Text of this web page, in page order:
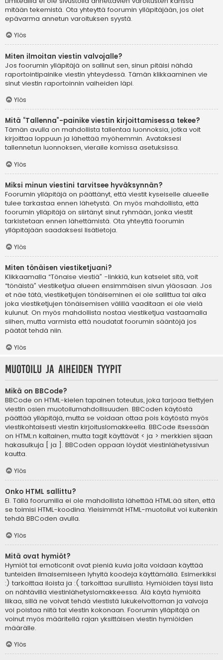
mitään tekemistä. Ota yhteyttä foorumin ylläpitäjään, jos olet
epävarma annetun varoituksen syystä.
Ylös
Miten ilmoitan viestin valvojalle?
Jos foorumin ylläpitäjä on sallinut sen, sinun pitäisi nähdä
raportointipainike viestin yhteydessä. Tämän klikkaaminen vie
sinut viestin raportoinnin vaiheiden läpi.
Ylös
Mitä “Tallenna”-painike viestin kirjoittamisessa tekee?
Tämän avulla on mahdollista tallentaa luonnoksia, jotka voit
kirjoittaa loppuun ja lähettää myöhemmin. Avataksesi
tallennetun luonnoksen, vieraile komissa asetuksissa.
Ylös
Miksi minun viestini tarvitsee hyväksynnän?
Foorumin ylläpitäjä on päättänyt, että viestit kyseiselle alueelle
tulee tarkastaa ennen lähetystä. On myös mahdollista, että
foorumin ylläpitäjä on siirtänyt sinut ryhmään, jonka viestit
tarkistetaan ennen lähettämistä. Ota yhteyttä foorumin
ylläpitäjään saadaksesi lisätietoja.
Ylös
Miten tönäisen viestiketjuani?
Klikkaamalla “Tönaise viestiä” -linkkiä, kun katselet sitä, voit
“tönäistä” viestiketjua alueen ensimmäisen sivun yläosaan. Jos
et näe tätä, viestiketjujen tönäiseminen ei ole sallittua tai aika
joka viestiketjujen tönäisemisen välillä vaaditaan ei ole vielä
kulunut. On myös mahdollista nostaa viestiketjua vastaamalla
siihen, mutta varmista että noudatat foorumin sääntöjä jos
päätät tehdä niin.
Ylös
Muotoilu ja aiheiden tyypit
Mikä on BBCode?
BBCode on HTML-kielen tapainen toteutus, joka tarjoaa tiettyjen
viestin osien muotoilumahdollisuuden. BBCoden käytöstä
päättää ylläpitäjä, mutta se voidaan ottaa pois käytöstä myös
viestikohtaisesti viestin kirjoituslomakkeella. BBCode itsessään
on HTML:n kaltainen, mutta tagit käyttävät < ja > merkkien sijaan
hakasulkuja [ ja ]. BBCoden oppaan löydät viestinlähetyssivun
kautta.
Ylös
Onko HTML sallittu?
Ei. Tällä foorumilla ei ole mahdollista lähettää HTML:ää siten, että
se toimisi HTML-koodina. Yleisimmät HTML-muotoilut voi kuitenkin
tehdä BBCoden avulla.
Ylös
Mitä ovat hymiöt?
Hymiöt tai emoticonit ovat pieniä kuvia joita voidaan käyttää
tunteiden ilmaisemiseen lyhyitä koodeja käyttämällä. Esimerkiksi
:) tarkoittaa iloista ja :( tarkoittaa surullista. Hymiöiden täysi lista
on nähtävillä viestinlähetyslomakkeessa. Älä käytä hymiöitä
liikaa, sillä ne voivat tehdä viestistä lukukelvottoman ja valvoja
voi poistaa niitä tai viestin kokonaan. Foorumin ylläpitäjä on
voinut myös määritellä rajan yksittäisen viestin hymiöiden
määrälle.
Ylös